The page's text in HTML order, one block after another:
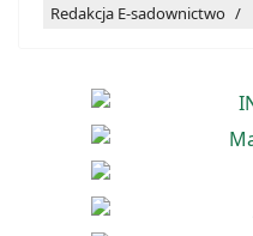
Redakcja E-sadownictwo